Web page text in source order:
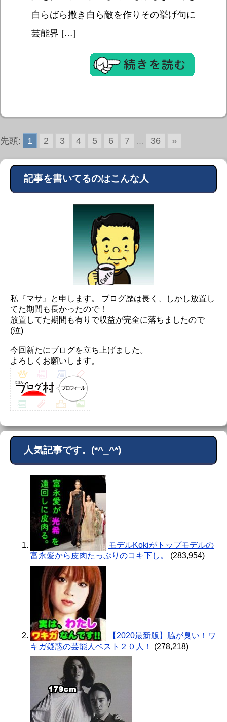
自らばら撒き自ら敵を作りその挙げ句に
芸能界 […]
先頭: 1 2 3 4 5 6 7 ... 36 »
記事を書いてるのはこんな人
私『マサ』と申します。 ブログ歴は長く、しかし放置し
てた期間も長かったので！
放置してた期間も有りで収益が完全に落ちましたので
(泣)
今回新たにブログを立ち上げました。
よろしくお願いします。
人気記事です。(*^_^*)
モデルKokiがトップモデルの
富永愛から皮肉たっぷりのコキ下し。
(283,954)
【2020最新版】脇が臭い！ワ
キガ疑惑の芸能人ベスト２０人！
(278,218)